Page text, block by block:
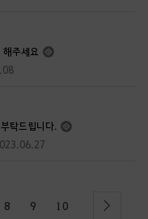
주세요
탁드립니다.
8 9 10 next